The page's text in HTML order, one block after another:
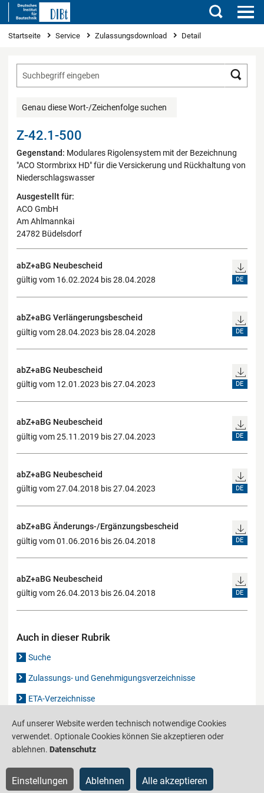
Suchen
Sie sind hier
Startseite Service Zulassungsdownload Detail
Genau diese Wort-/Zeichenfolge suchen
Z-42.1-500
Gegenstand: Modulares Rigolensystem mit der Bezeichnung
"ACO Stormbrixx HD" für die Versickerung und Rückhaltung von
Niederschlagswasser
Ausgestellt für:
ACO GmbH
Am Ahlmannkai
24782 Büdelsdorf
abZ+aBG Neubescheid
gültig vom 16.02.2024 bis 28.04.2028
DE
abZ+aBG Verlängerungsbescheid
gültig vom 28.04.2023 bis 28.04.2028
DE
abZ+aBG Neubescheid
gültig vom 12.01.2023 bis 27.04.2023
DE
abZ+aBG Neubescheid
gültig vom 25.11.2019 bis 27.04.2023
DE
abZ+aBG Neubescheid
gültig vom 27.04.2018 bis 27.04.2023
DE
abZ+aBG Änderungs-/Ergänzungsbescheid
gültig vom 01.06.2016 bis 26.04.2018
DE
abZ+aBG Neubescheid
gültig vom 26.04.2013 bis 26.04.2018
DE
Auch in dieser Rubrik
Suche
Zulassungs- und Genehmigungsverzeichnisse
ETA-Verzeichnisse
Gutachten-Verzeichnis
Barrierefreiheit Datenschutz Impressum Sitemap
Auf unserer Website werden technisch notwendige Cookies
verwendet. Optionale Cookies können Sie akzeptieren oder
ablehnen. Datenschutz
Einstellungen Ablehnen Alle akzeptieren